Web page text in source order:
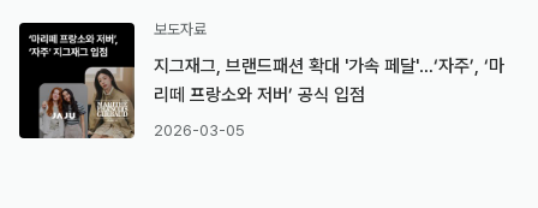
보도자료
지그재그, 브랜드패션 확대 '가속 페달'…‘자주’, ‘마
리떼 프랑소와 저버’ 공식 입점
2026-03-05